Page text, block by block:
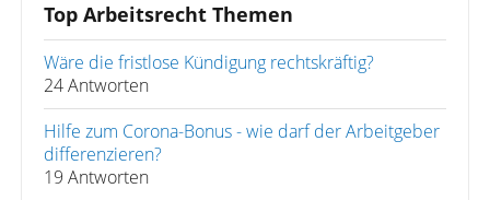
Top Arbeitsrecht Themen
Wäre die fristlose Kündigung rechtskräftig?
24 Antworten
Hilfe zum Corona-Bonus - wie darf der Arbeitgeber
differenzieren?
19 Antworten